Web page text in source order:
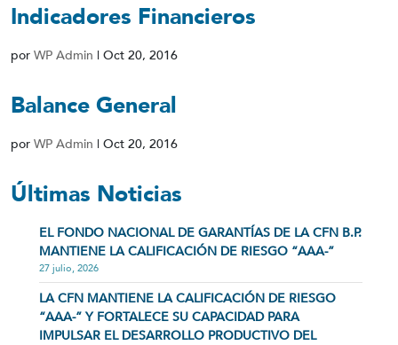
Indicadores Financieros
por WP Admin | Oct 20, 2016
Balance General
por WP Admin | Oct 20, 2016
Últimas Noticias
EL FONDO NACIONAL DE GARANTÍAS DE LA CFN B.P.
MANTIENE LA CALIFICACIÓN DE RIESGO “AAA-”
27 julio, 2026
LA CFN MANTIENE LA CALIFICACIÓN DE RIESGO
“AAA-” Y FORTALECE SU CAPACIDAD PARA
IMPULSAR EL DESARROLLO PRODUCTIVO DEL